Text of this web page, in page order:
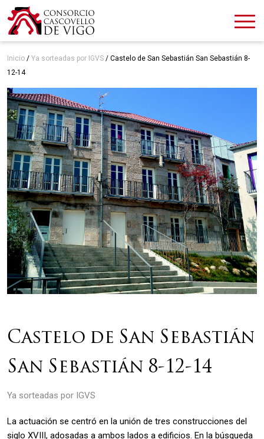
Inicio / Ya sorteadas por IGVS / Castelo de San Sebastián San Sebastián 8-
12-14
Castelo de San Sebastián
San Sebastián 8-12-14
Ya sorteadas por IGVS
La actuación se centró en la unión de tres construcciones del
siglo XVIII, adosadas a ambos lados a edificios. En la búsqueda